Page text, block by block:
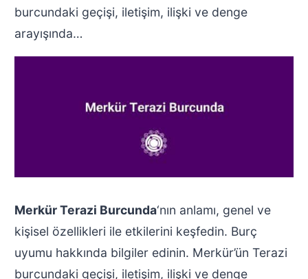
burcundaki geçişi, iletişim, ilişki ve denge
arayışında…
Merkür Terazi Burcunda‘nın anlamı, genel ve
kişisel özellikleri ile etkilerini keşfedin. Burç
uyumu hakkında bilgiler edinin. Merkür’ün Terazi
burcundaki geçişi, iletişim, ilişki ve denge